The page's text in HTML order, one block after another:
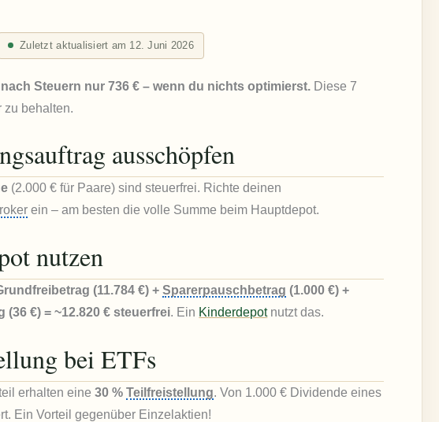
Zuletzt aktualisiert am 12. Juni 2026
Steuern nur 736 € – wenn du nichts optimierst. Diese 7
zu behalten.
ausschöpfen
(2.000 € für Paare) sind steuerfrei. Richte deinen
ein – am besten die volle Summe beim Hauptdepot.
nutzen
(11.784 €) +Sparerpauschbetrag (1.000 €) +
€) = ~12.820 € steuerfrei. Ein Kinderdepotnutzt das.
bei ETFs
erhalten eine30 %Teilfreistellung. Von 1.000 € Dividende eines
Ein Vorteil gegenüber Einzelaktien!